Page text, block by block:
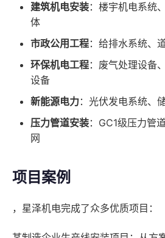
建筑机电安装：楼宇机电系统
体
市政公用工程：给排水系统、
环保机电工程：废气处理设备
设备
新能源电力：光伏发电系统、
压力管道安装：GC1级压力管
网
项目案例
，星泽机电完成了众多优质项目：